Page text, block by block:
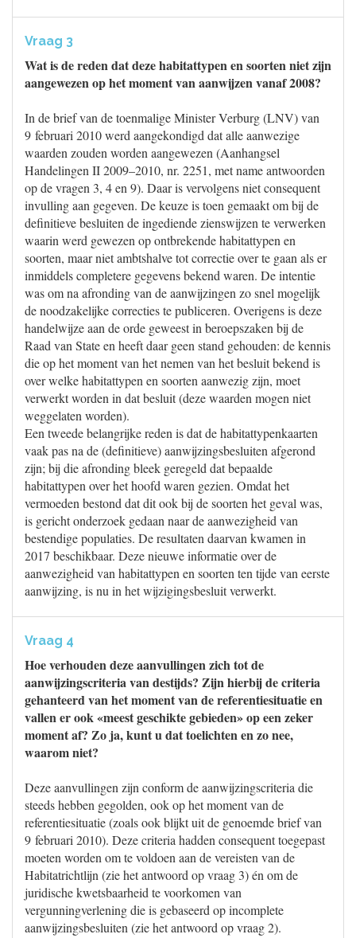
Vraag 3
Wat is de reden dat deze habitattypen en soorten niet zijn
aangewezen op het moment van aanwijzen vanaf 2008?
In de brief van de toenmalige Minister Verburg (LNV) van
9 februari 2010 werd aangekondigd dat alle aanwezige
waarden zouden worden aangewezen (Aanhangsel
Handelingen II 2009–2010, nr. 2251, met name antwoorden
op de vragen 3, 4 en 9). Daar is vervolgens niet consequent
invulling aan gegeven. De keuze is toen gemaakt om bij de
definitieve besluiten de ingediende zienswijzen te verwerken
waarin werd gewezen op ontbrekende habitattypen en
soorten, maar niet ambtshalve tot correctie over te gaan als er
inmiddels completere gegevens bekend waren. De intentie
was om na afronding van de aanwijzingen zo snel mogelijk
de noodzakelijke correcties te publiceren. Overigens is deze
handelwijze aan de orde geweest in beroepszaken bij de
Raad van State en heeft daar geen stand gehouden: de kennis
die op het moment van het nemen van het besluit bekend is
over welke habitattypen en soorten aanwezig zijn, moet
verwerkt worden in dat besluit (deze waarden mogen niet
weggelaten worden).
Een tweede belangrijke reden is dat de habitattypenkaarten
vaak pas na de (definitieve) aanwijzingsbesluiten afgerond
zijn; bij die afronding bleek geregeld dat bepaalde
habitattypen over het hoofd waren gezien. Omdat het
vermoeden bestond dat dit ook bij de soorten het geval was,
is gericht onderzoek gedaan naar de aanwezigheid van
bestendige populaties. De resultaten daarvan kwamen in
2017 beschikbaar. Deze nieuwe informatie over de
aanwezigheid van habitattypen en soorten ten tijde van eerste
aanwijzing, is nu in het wijzigingsbesluit verwerkt.
Vraag 4
Hoe verhouden deze aanvullingen zich tot de
aanwijzingscriteria van destijds? Zijn hierbij de criteria
gehanteerd van het moment van de referentiesituatie en
vallen er ook «meest geschikte gebieden» op een zeker
moment af? Zo ja, kunt u dat toelichten en zo nee,
waarom niet?
Deze aanvullingen zijn conform de aanwijzingscriteria die
steeds hebben gegolden, ook op het moment van de
referentiesituatie (zoals ook blijkt uit de genoemde brief van
9 februari 2010). Deze criteria hadden consequent toegepast
moeten worden om te voldoen aan de vereisten van de
Habitatrichtlijn (zie het antwoord op vraag 3) én om de
juridische kwetsbaarheid te voorkomen van
vergunningverlening die is gebaseerd op incomplete
aanwijzingsbesluiten (zie het antwoord op vraag 2).